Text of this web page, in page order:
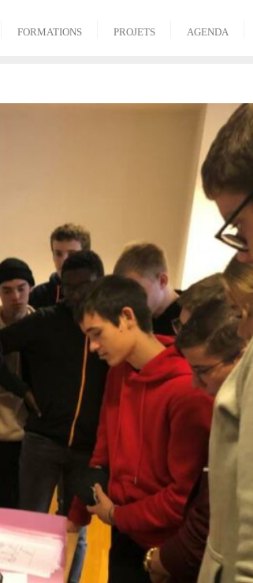
FORMATIONS PROJETS AGENDA